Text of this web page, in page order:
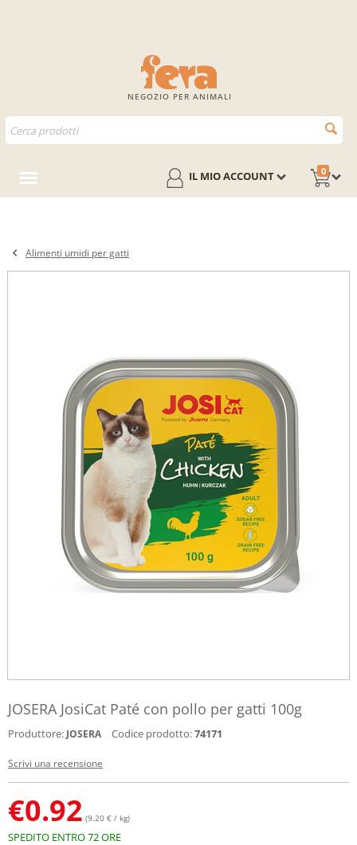
NEGOZIO PER ANIMALI
0
IL MIO ACCOUNT
Alimenti umidi per gatti
JOSERA JosiCat Paté con pollo per gatti 100g
Produttore: JOSERA Codice prodotto:74171
Scrivi una recensione
€0.92 (9.20 € / kg)
SPEDITO ENTRO 72 ORE